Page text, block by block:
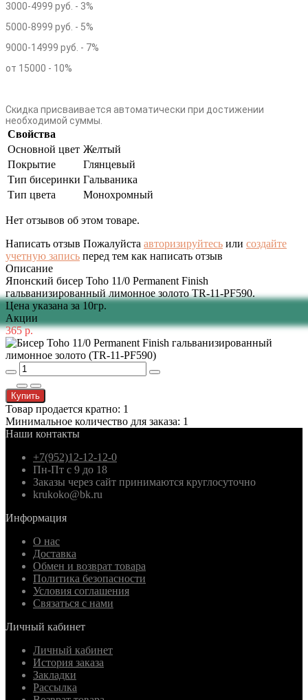
3000-4999 руб. - 3%
5000-8999 руб. - 5%
9000-14999 руб. - 7%
от 15000 - 10%
Скидка присваивается автоматически при достижении
необходимой суммы.
Свойства
Основной цвет Желтый
Покрытие
Глянцевый
Тип бисеринки Гальваника
Тип цвета
Монохромный
Нет отзывов об этом товаре.
Написать отзыв Пожалуйста авторизируйтесь или создайте
учетную запись перед тем как написать отзыв
Описание
Японский бисер Toho 11/0 Permanent Finish
гальванизированный лимонное золото TR-11-PF590.
Цена указана за 10гр.
Акции
365 р.
Купить
Товар продается кратно: 1
Минимальное количество для заказа: 1
Наши контакты
+7(952)12-12-12-0
Пн-Пт с 9 до 18
Заказы через сайт принимаются круглосуточно
krukoko@bk.ru
Информация
О нас
Доставка
Обмен и возврат товара
Политика безопасности
Условия соглашения
Связаться с нами
Личный кабинет
Личный кабинет
История заказа
Закладки
Рассылка